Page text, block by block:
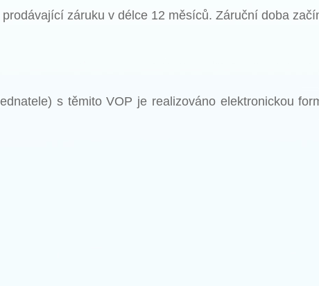
záruku v délce 12 měsíců. Záruční doba
s těmito VOP je realizováno elektronickou